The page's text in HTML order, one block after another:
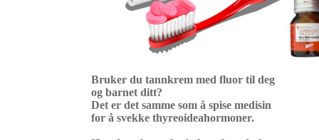
Bruker du tannkrem med fluor til deg
og barnet ditt?
Det er det samme som å spise medisin
for å svekke thyreoideahormoner.